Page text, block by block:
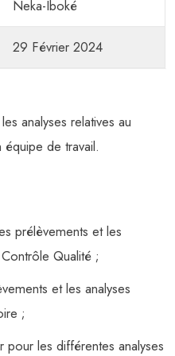
Neka-Iboké
29 Février 2024
analyses relatives au
de travail.
prélèvements et les
Qualité ;
et les analyses
;
pour les différentes analyses